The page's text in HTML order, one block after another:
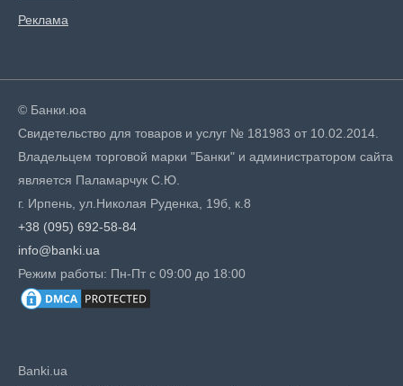
Реклама
© Банки.юа
Свидетельство для товаров и услуг № 181983 от 10.02.2014.
Владельцем торговой марки "Банки" и администратором сайта
является Паламарчук С.Ю.
г. Ирпень, ул.Николая Руденка, 19б, к.8
+38 (095) 692-58-84
info@banki.ua
Режим работы: Пн-Пт с 09:00 до 18:00
Banki.ua